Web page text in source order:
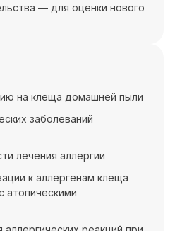
— для оценки нового
на клеща домашней пыли
заболеваний
лечения аллергии
к аллергенам клеща
атопическими